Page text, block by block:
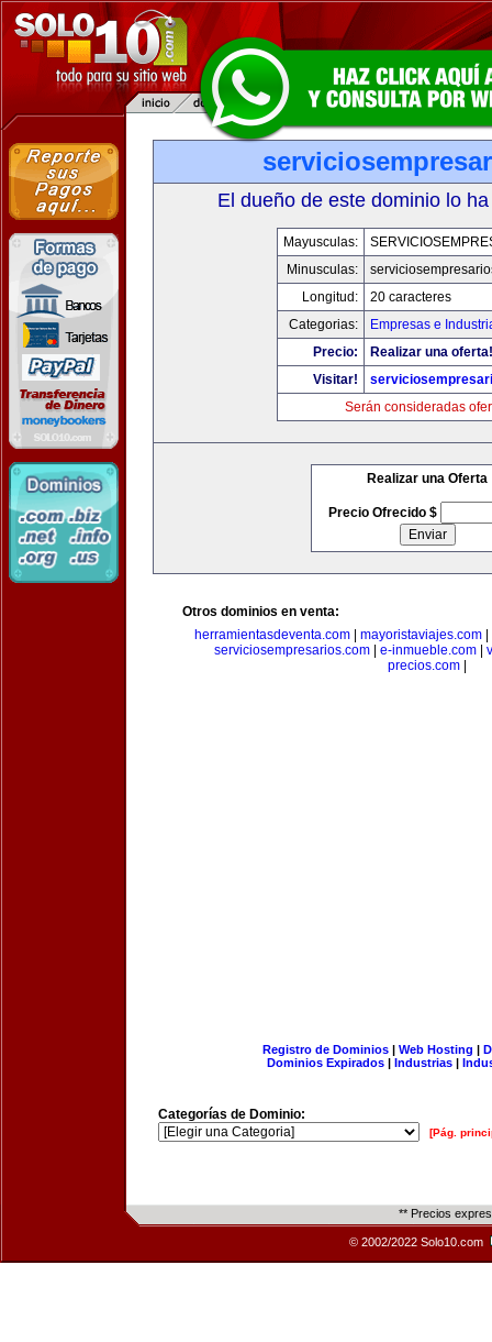
El dueño de este dominio lo
Mayusculas:
Minusculas:
Longitud:
20 caracteres
Categorias:
Empresas e
Precio:
Realizar una oferta!
Visitar!
Serán consideradas
Realizar una Oferta
Precio Ofrecido $
Otros dominios en venta:
herramientasdeventa.com| mayoristaviajes.com|
serviciosempresarios.com| e-inmueble.com|
precios.com
Registro de Dominios| Web Hosting |
Dominios Expirados | Industrias |
Categorías de Dominio:
[Pág.
** Precios
© 2002/2022 Solo10.com